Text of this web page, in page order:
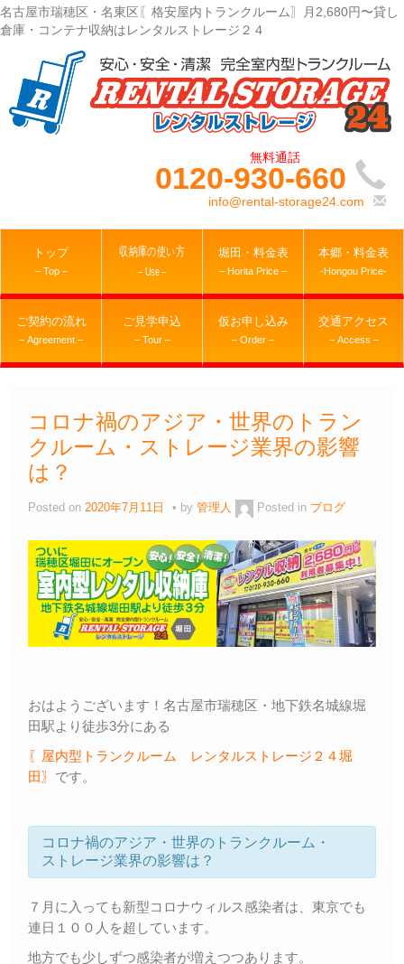
名古屋市瑞穂区・名東区〖格安屋内トランクルーム〗月2,680円〜貸し
倉庫・コンテナ収納はレンタルストレージ２４
0120-930-660
info@rental-storage24.com
トップ
– Top –
収納庫の使い方
– Use –
堀田・料金表
– Horita Price –
本郷・料金表
-Hongou Price-
ご契約の流れ
– Agreement –
ご見学申込
– Tour –
仮お申し込み
– Order –
交通アクセス
– Access –
コロナ禍のアジア・世界のトラン
クルーム・ストレージ業界の影響
は？
Posted on 2020年7月11日 by 管理人 Posted in ブログ
おはようございます！名古屋市瑞穂区・地下鉄名城線堀
田駅より徒歩3分にある
〖屋内型トランクルーム レンタルストレージ２４堀
田〗 です。
コロナ禍のアジア・世界のトランクルーム・
ストレージ業界の影響は？
７月に入っても新型コロナウィルス感染者は、東京でも
連日１００人を超しています。
地方でも少しずつ感染者が増えつつあります。